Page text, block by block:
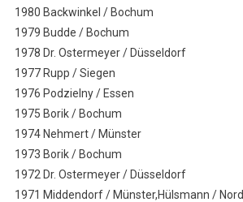
1980 Backwinkel / Bochum
1979 Budde / Bochum
1978 Dr. Ostermeyer / Düsseldorf
1977 Rupp / Siegen
1976 Podzielny / Essen
1975 Borik / Bochum
1974 Nehmert / Münster
1973 Borik / Bochum
1972 Dr. Ostermeyer / Düsseldorf
1971 Middendorf / Münster,Hülsmann /